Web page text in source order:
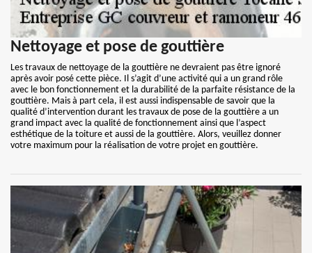
Nettoyage et pose de gouttière
Les travaux de nettoyage de la gouttière ne devraient pas être ignoré
après avoir posé cette pièce. Il s’agit d’une activité qui a un grand rôle
avec le bon fonctionnement et la durabilité de la parfaite résistance de la
gouttière. Mais à part cela, il est aussi indispensable de savoir que la
qualité d’intervention durant les travaux de pose de la gouttière a un
grand impact avec la qualité de fonctionnement ainsi que l’aspect
esthétique de la toiture et aussi de la gouttière. Alors, veuillez donner
votre maximum pour la réalisation de votre projet en gouttière.